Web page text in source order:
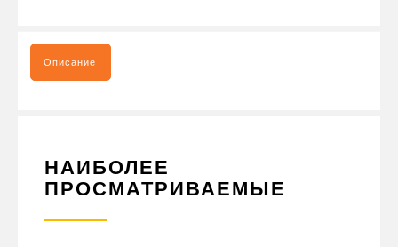
Описание
НАИБОЛЕЕ
ПРОСМАТРИВАЕМЫЕ